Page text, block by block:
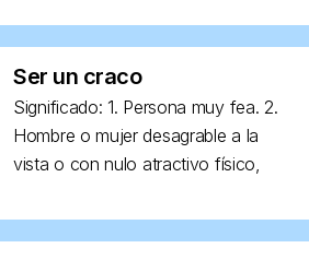
Ser un craco
Significado: 1. Persona muy fea. 2.
Hombre o mujer desagrable a la
vista o con nulo atractivo físico,